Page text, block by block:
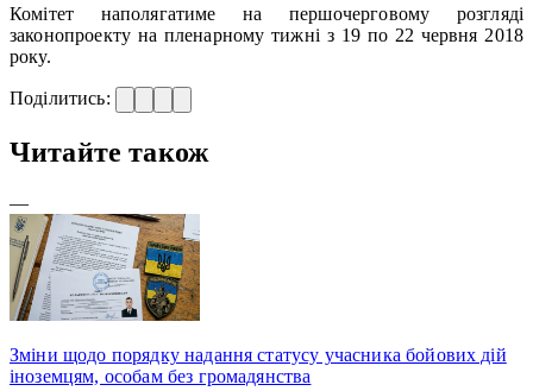
Комітет наполягатиме на першочерговому розгляді
законопроекту на пленарному тижні з 19 по 22 червня 2018
року.
Поділитись:
Читайте також
—
Зміни щодо порядку надання статусу учасника бойових дій
іноземцям, особам без громадянства